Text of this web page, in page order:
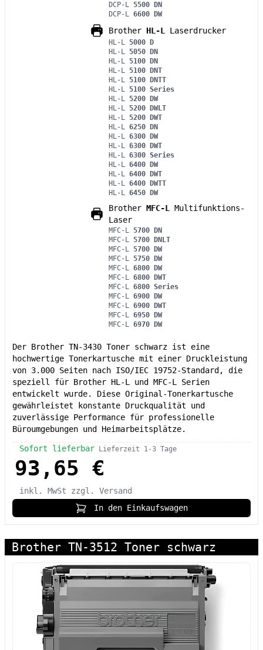
DCP-L 5500 DN
DCP-L 6600 DW
Brother HL-L Laserdrucker
HL-L 5000 D
HL-L 5050 DN
HL-L 5100 DN
HL-L 5100 DNT
HL-L 5100 DNTT
HL-L 5100 Series
HL-L 5200 DW
HL-L 5200 DWLT
HL-L 5200 DWT
HL-L 6250 DN
HL-L 6300 DW
HL-L 6300 DWT
HL-L 6300 Series
HL-L 6400 DW
HL-L 6400 DWT
HL-L 6400 DWTT
HL-L 6450 DW
Brother MFC-L Multifunktions-
Laser
MFC-L 5700 DN
MFC-L 5700 DNLT
MFC-L 5700 DW
MFC-L 5750 DW
MFC-L 6800 DW
MFC-L 6800 DWT
MFC-L 6800 Series
MFC-L 6900 DW
MFC-L 6900 DWT
MFC-L 6950 DW
MFC-L 6970 DW
Der Brother TN-3430 Toner schwarz ist eine
hochwertige Tonerkartusche mit einer Druckleistung
von 3.000 Seiten nach ISO/IEC 19752-Standard, die
speziell für Brother HL-L und MFC-L Serien
entwickelt wurde. Diese Original-Tonerkartusche
gewährleistet konstante Druckqualität und
zuverlässige Performance für professionelle
Büroumgebungen und Heimarbeitsplätze.
Sofort lieferbar Lieferzeit 1-3 Tage
93,65 €
inkl. MwSt
zzgl. Versand
In den Einkaufswagen
Brother TN-3512 Toner schwarz